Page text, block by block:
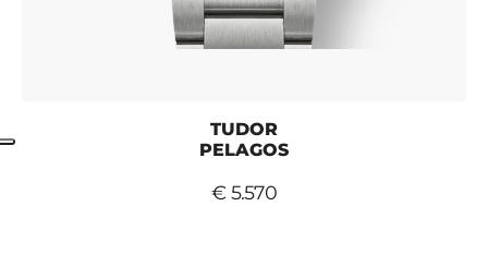
TUDOR
PELAGOS
€ 5.570